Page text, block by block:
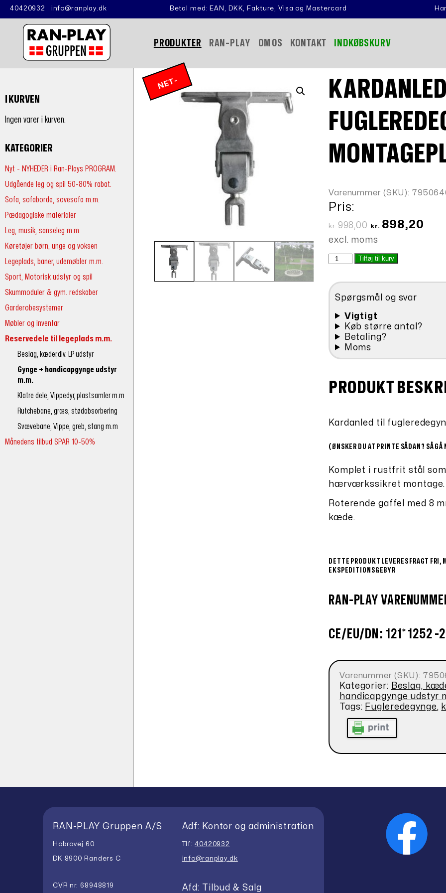
40420932 info@ranplay.dk Betal med: EAN, DKK, Fakture, Visa og Mastercard
PRODUKTER RAN-PLAY OM OS KONTAKT INDKØBSKURV
I KURVEN
Ingen varer i kurven.
KATEGORIER
Nyt - NYHEDER i Ran-Plays PROGRAM.
Udgående leg og spil 50-80% rabat.
Sofa, sofaborde, sovesofa m.m.
Pædagogiske materialer
Leg, musik, sanseleg m.m.
Køretøjer børn, unge og voksen
Legeplads, baner, udemøbler m.m.
Sport, Motorisk udstyr og spil
Skummoduler & gym. redskaber
Garderobesystemer
Møbler og inventar
Reservedele til legeplads m.m.
Beslag, kæder,div. LP udstyr
Gynge + handicapgynge udstyr
m.m.
Klatre dele, Vippedyr, plastsamler m.m
Rutchebane, græs, stødabsorbering
Svævebane, Vippe, greb, stang m.m
Månedens tilbud SPAR 10-50%
N
E
T
-
P
RI
S
Varenummer (SKU):
Pris:
kr. 998,00
Den
var:
kr. 898,20
excl. moms
Kardanled
montageplade
antal
Tilføj til kurv
Spørgsmål og svar
Vigtigt
Køb større antal?
Betaling?
Moms
PRODUKT
Kardanled til
(ØNSKER DU AT PRINTE SÅDAN? SÅ GÅ
Komplet i rustfrit stål
hærværkssikret montage.
Roterende gaffel med 8
kæde.
DETTE PRODUKT LEVERES FRAGT
EKSPEDITIONSGEBYR
RAN-PLAY
CE/EU/DN: 121* 1252 -2
Varenummer (SKU):
Kategorier: Beslag,
handicapgynge udstyr
Tags: Fugleredegynge,
RAN-PLAY Gruppen A/S
Hobrovej 60
DK 8900 Randers C
CVR nr. 68948819
Adf: Kontor og administration
Tlf: 40420932
info@ranplay.dk
Afd: Tilbud & Salg